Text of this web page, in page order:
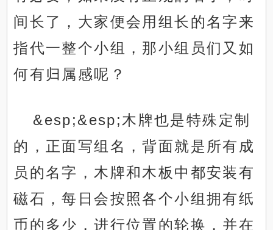
间长了，大家便会用组长的名字来
指代一整个小组，那小组员们又如
何有归属感呢？
&esp;&esp;木牌也是特殊定制
的，正面写组名，背面就是所有成
员的名字，木牌和木板中都安装有
磁石，每日会按照各个小组拥有纸
币的多少，进行位置的轮换，并在